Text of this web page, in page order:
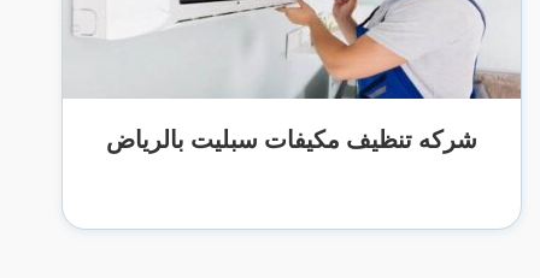
شركه تنظيف مكيفات سبليت بالرياض